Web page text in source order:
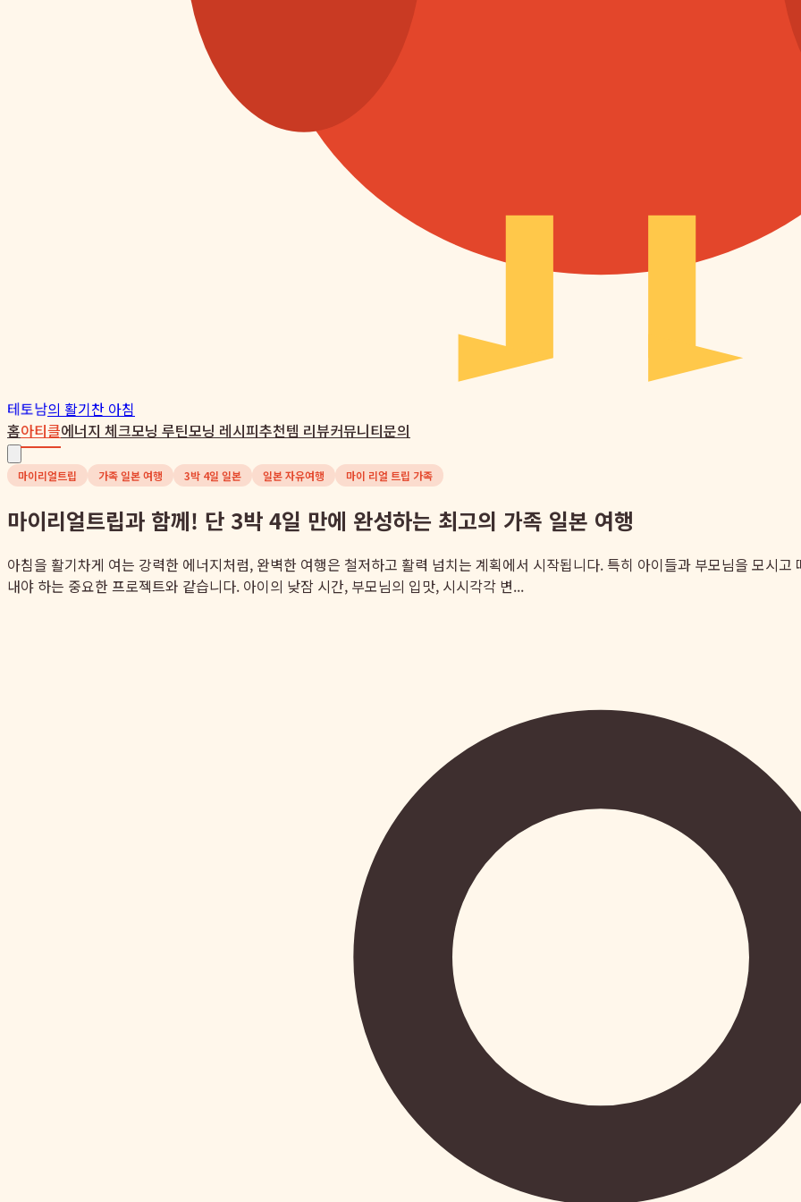
테토남의 활기찬 아침
홈아티클에너지 체크모닝 루틴모닝 레시피추천템 리뷰커뮤니티문의
마이리얼트립 가족 일본 여행 3박 4일 일본 일본 자유여행 마이 리얼 트립 가족
마이리얼트립과 함께! 단 3박 4일 만에 완성하는 최고의 가족 일본 여행
아침을 활기차게 여는 강력한 에너지처럼, 완벽한 여행은 철저하고 활력 넘치는 계획에서 시작됩니다. 특히 아이들과 부모님을 모시
내야 하는 중요한 프로젝트와 같습니다. 아이의 낮잠 시간, 부모님의 입맛, 시시각각 변...